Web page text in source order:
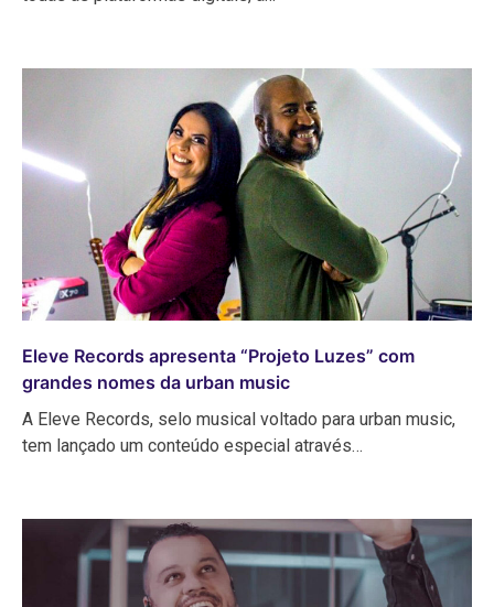
Eleve Records apresenta “Projeto Luzes” com
grandes nomes da urban music
A Eleve Records, selo musical voltado para urban music,
tem lançado um conteúdo especial através…